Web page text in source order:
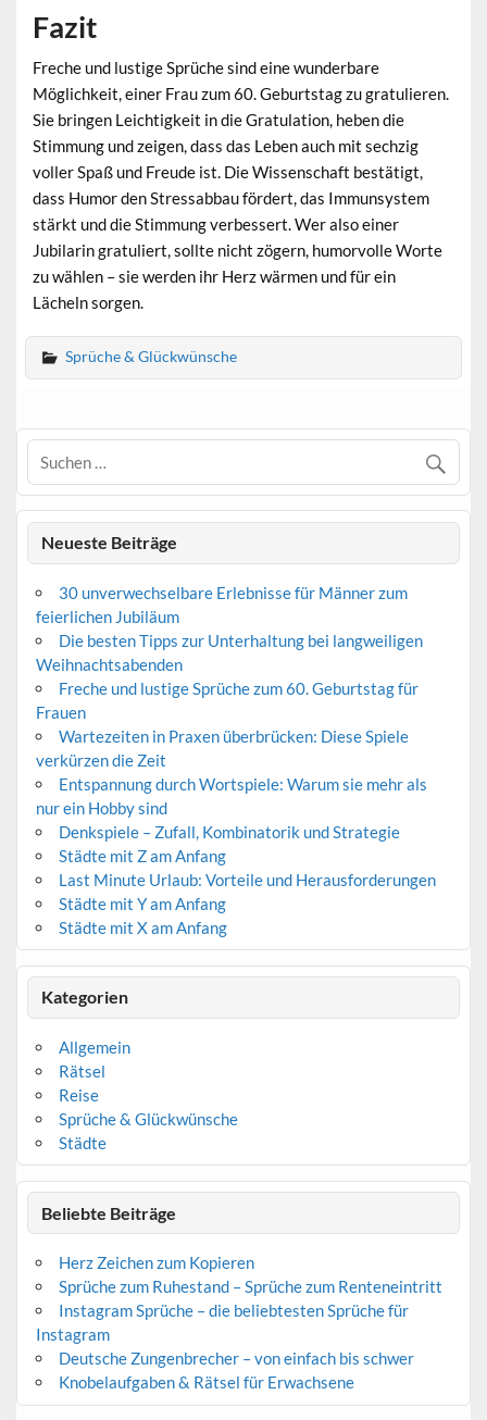
Fazit
Freche und lustige Sprüche sind eine wunderbare
Möglichkeit, einer Frau zum 60. Geburtstag zu gratulieren.
Sie bringen Leichtigkeit in die Gratulation, heben die
Stimmung und zeigen, dass das Leben auch mit sechzig
voller Spaß und Freude ist. Die Wissenschaft bestätigt,
dass Humor den Stressabbau fördert, das Immunsystem
stärkt und die Stimmung verbessert. Wer also einer
Jubilarin gratuliert, sollte nicht zögern, humorvolle Worte
zu wählen – sie werden ihr Herz wärmen und für ein
Lächeln sorgen.
Sprüche & Glückwünsche
Neueste Beiträge
30 unverwechselbare Erlebnisse für Männer zum
feierlichen Jubiläum
Die besten Tipps zur Unterhaltung bei langweiligen
Weihnachtsabenden
Freche und lustige Sprüche zum 60. Geburtstag für
Frauen
Wartezeiten in Praxen überbrücken: Diese Spiele
verkürzen die Zeit
Entspannung durch Wortspiele: Warum sie mehr als
nur ein Hobby sind
Denkspiele – Zufall, Kombinatorik und Strategie
Städte mit Z am Anfang
Last Minute Urlaub: Vorteile und Herausforderungen
Städte mit Y am Anfang
Städte mit X am Anfang
Kategorien
Allgemein
Rätsel
Reise
Sprüche & Glückwünsche
Städte
Beliebte Beiträge
Herz Zeichen zum Kopieren
Sprüche zum Ruhestand – Sprüche zum Renteneintritt
Instagram Sprüche – die beliebtesten Sprüche für
Instagram
Deutsche Zungenbrecher – von einfach bis schwer
Knobelaufgaben & Rätsel für Erwachsene